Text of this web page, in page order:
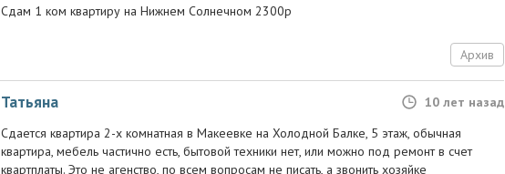
Сдам 1 ком квартиру на Нижнем Солнечном 2300р
Архив
Татьяна
10 лет назад
Сдается квартира 2-х комнатная в Макеевке на Холодной Балке, 5 этаж, обычная
квартира, мебель частично есть, бытовой техники нет, или можно под ремонт в счет
квартплаты. Это не агенство, по всем вопросам не писать, а звонить хозяйке